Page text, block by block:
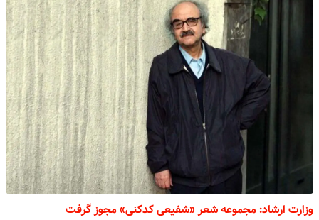
وزارت ارشاد: مجموعه شعر «شفیعی کدکنی» مجوز گرفت